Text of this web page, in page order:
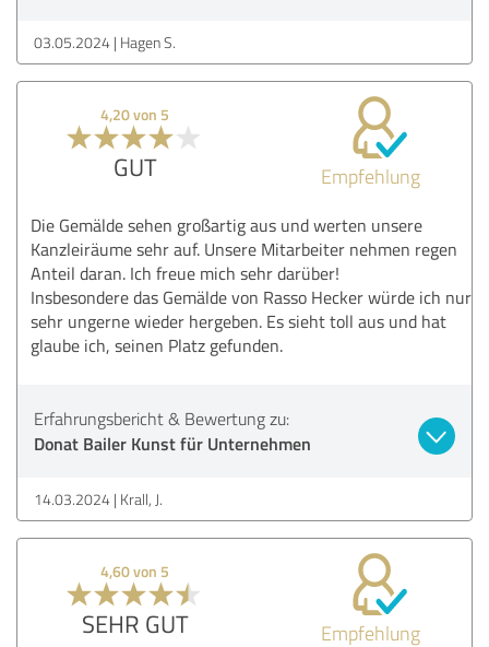
03.05.2024 Hagen S.
4,20 von 5
GUT Empfehlung
Die Gemälde sehen großartig aus und werten unsere
Kanzleiräume sehr auf. Unsere Mitarbeiter nehmen regen
Anteil daran. Ich freue mich sehr darüber!
Insbesondere das Gemälde von Rasso Hecker würde ich nur
sehr ungerne wieder hergeben. Es sieht toll aus und hat
glaube ich, seinen Platz gefunden.
Erfahrungsbericht & Bewertung zu:
Donat Bailer Kunst für Unternehmen
14.03.2024 Krall, J.
4,60 von 5
SEHR GUT Empfehlung